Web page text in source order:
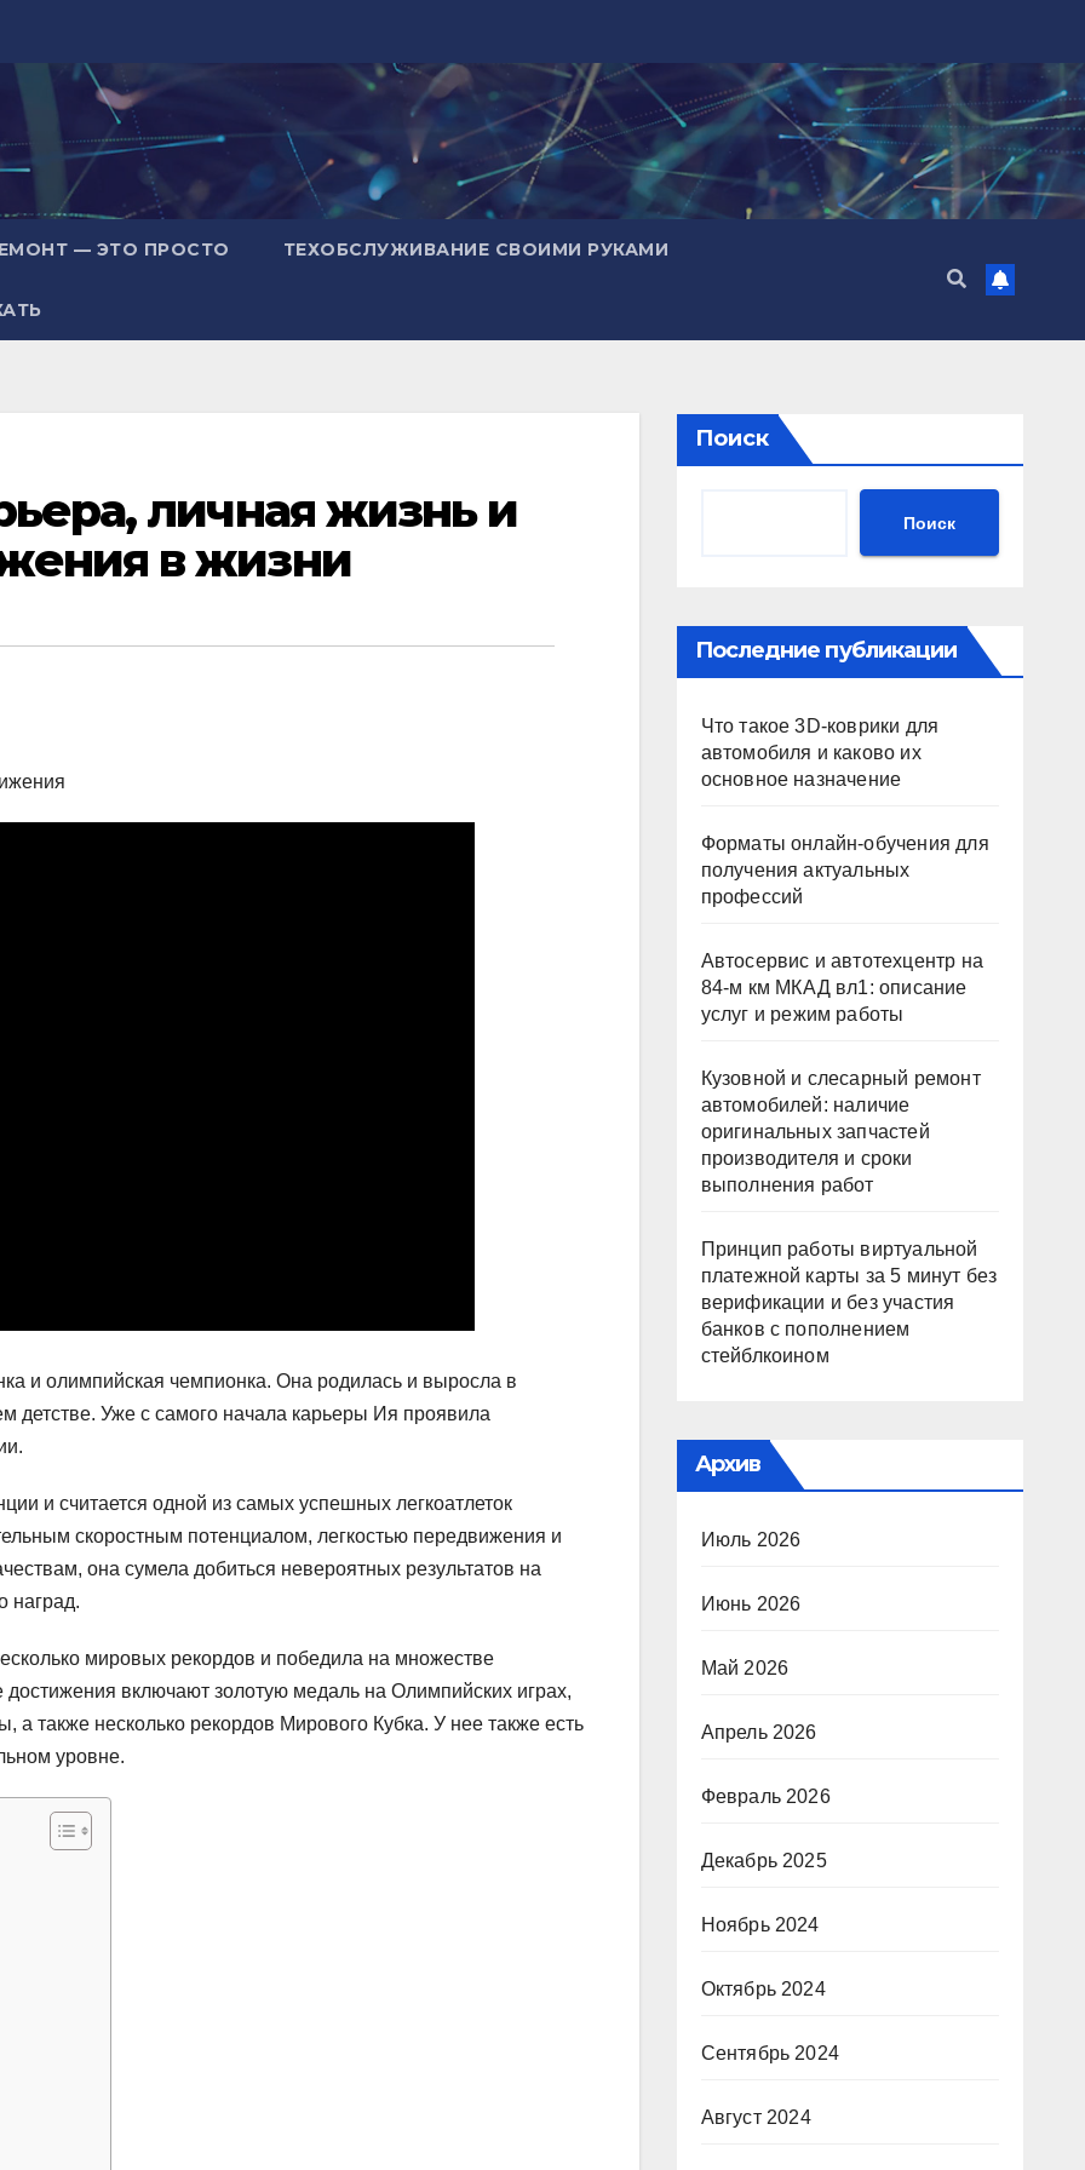
— ЭТО ПРОСТО ТЕХОБСЛУЖИВАНИЕ СВОИМИ РУКАМИ
личная жизнь и
в жизни
и олимпийская чемпионка. Она родилась и выросла в
детстве. Уже с самого начала карьеры Ия проявила
и считается одной из самых успешных легкоатлеток
скоростным потенциалом, легкостью передвижения и
она сумела добиться невероятных результатов на
наград.
мировых рекордов и победила на множестве
включают золотую медаль на Олимпийских играх,
также несколько рекордов Мирового Кубка. У нее также есть
уровне.
Поиск
Поиск
Последние публикации
Что такое 3D-коврики для
автомобиля и каково их
основное назначение
Форматы онлайн-обучения для
получения актуальных
профессий
Автосервис и автотехцентр на
84-м км МКАД вл1: описание
услуг и режим работы
Кузовной и слесарный ремонт
автомобилей: наличие
оригинальных запчастей
производителя и сроки
выполнения работ
Принцип работы виртуальной
платежной карты за 5 минут без
верификации и без участия
банков с пополнением
стейблкоином
Архив
Июль 2026
Июнь 2026
Май 2026
Апрель 2026
Февраль 2026
Декабрь 2025
Ноябрь 2024
Октябрь 2024
Сентябрь 2024
Август 2024